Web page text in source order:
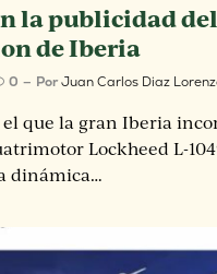
la publicidad
de Iberia
0 PorJuan Carlos Diaz
el que la gran Iberia
Lockheed L-
dinámica…